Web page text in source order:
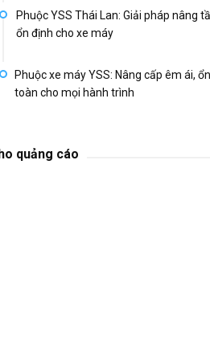
Phuộc YSS Thái Lan: Giải pháp nâng
ổn định cho xe máy
Phuộc xe máy YSS: Nâng cấp êm ái,
toàn cho mọi hành trình
quảng cáo